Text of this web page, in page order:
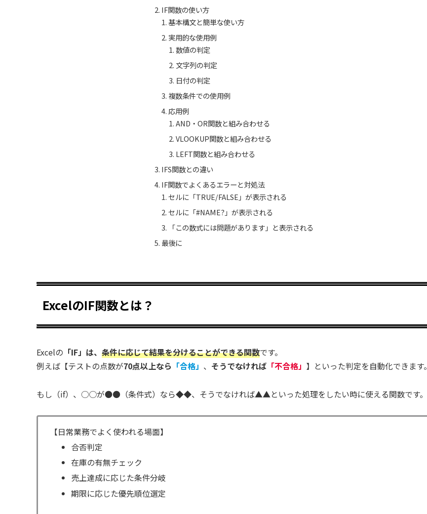
IF関数の使い方
基本構文と簡単な使い方
実用的な使用例
数値の判定
文字列の判定
日付の判定
複数条件での使用例
応用例
AND・OR関数と組み合わせる
VLOOKUP関数と組み合わせる
LEFT関数と組み合わせる
IFS関数との違い
IF関数でよくあるエラーと対処法
セルに「TRUE/FALSE」が表示される
セルに「#NAME?」が表示される
「この数式には問題があります」と表示される
最後に
ExcelのIF関数とは？
Excelの 「IF」は、 条件に応じて結果を分けることができる関数です。
例えば【テストの点数が70点以上なら 「合格」 、 そうでなければ 「不合格」 】といった判定を自動化できます。
もし（if）、○○が●●（条件式）なら◆◆、そうでなければ▲▲といった処理をしたい時に使える関数です。
【日常業務でよく使われる場面】
合否判定
在庫の有無チェック
売上達成に応じた条件分岐
期限に応じた優先順位選定